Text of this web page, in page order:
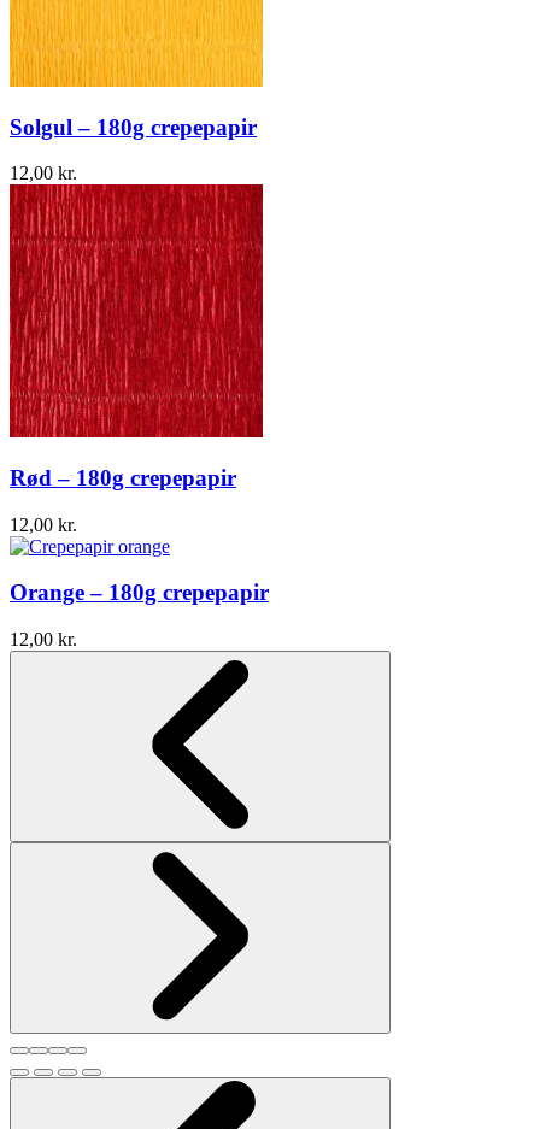
Solgul – 180g crepepapir
12,00 kr.
Rød – 180g crepepapir
12,00 kr.
Orange – 180g crepepapir
12,00 kr.